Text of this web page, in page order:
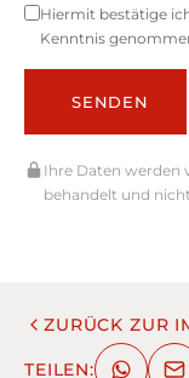
Hiermit bestätige
Kenntnis
SENDEN
Ihre Daten werden
behandelt und
ZURÜCK ZUR
TEILEN: